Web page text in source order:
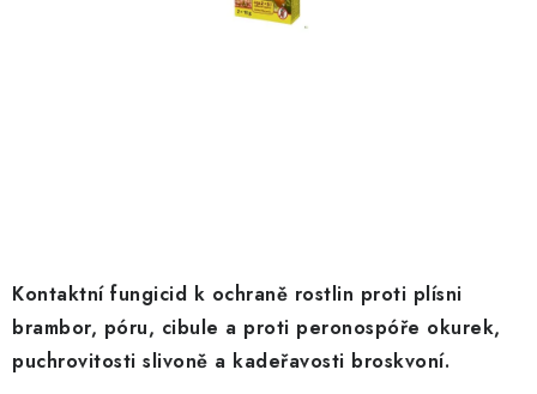
ZNAČKY
Slevy Naše prodejna
Doprava a platba
Kontaktní fungicid k ochraně rostlin proti plísni
brambor, póru, cibule a proti peronospóře okurek,
puchrovitosti slivoně a kadeřavosti broskvoní.